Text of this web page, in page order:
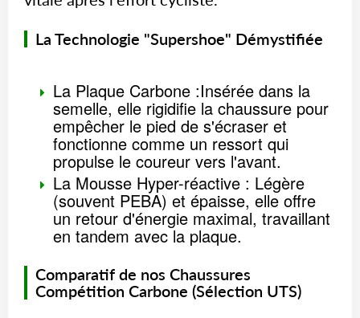
La Technologie "Supershoe" Démystifiée
La Plaque Carbone :Insérée dans la
semelle, elle rigidifie la chaussure pour
empêcher le pied de s'écraser et
fonctionne comme un ressort qui
propulse le coureur vers l'avant.
La Mousse Hyper-réactive : Légère
(souvent PEBA) et épaisse, elle offre
un retour d'énergie maximal, travaillant
en tandem avec la plaque.
Comparatif de nos Chaussures
Compétition Carbone (Sélection UTS)